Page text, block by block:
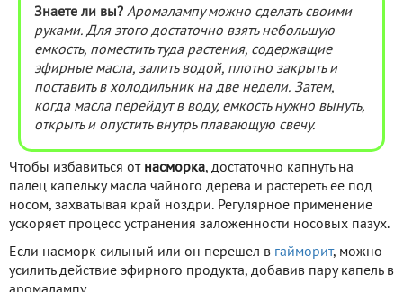
Знаете ли вы? Аромалампу можно сделать своими
руками. Для этого достаточно взять небольшую
емкость, поместить туда растения, содержащие
эфирные масла, залить водой, плотно закрыть и
поставить в холодильник на две недели. Затем,
когда масла перейдут в воду, емкость нужно вынуть,
открыть и опустить внутрь плавающую свечу.
Чтобы избавиться от насморка, достаточно капнуть на
палец капельку масла чайного дерева и растереть ее под
носом, захватывая край ноздри. Регулярное применение
ускоряет процесс устранения заложенности носовых пазух.
Если насморк сильный или он перешел в гайморит, можно
усилить действие эфирного продукта, добавив пару капель в